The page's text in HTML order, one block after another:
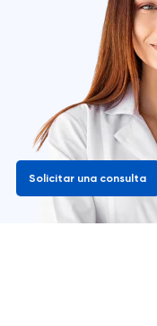
Solicitar una consulta